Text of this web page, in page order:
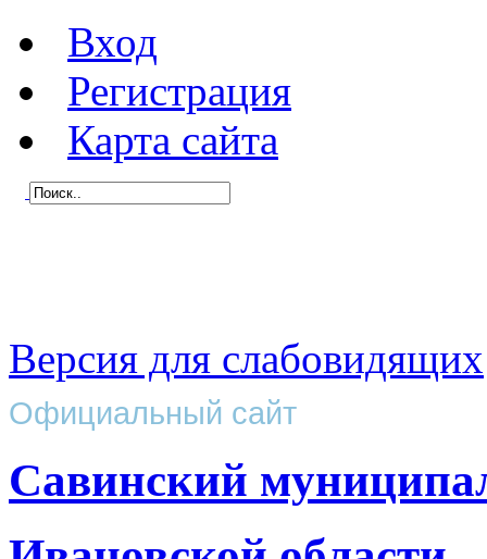
Вход
Регистрация
Карта сайта
Версия для слабовидящих
Официальный сайт
Савинский